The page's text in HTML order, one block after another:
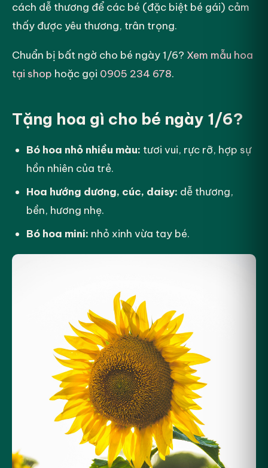
cách dễ thương để các bé (đặc biệt bé gái) cảm
thấy được yêu thương, trân trọng.
Chuẩn bị bất ngờ cho bé ngày 1/6? Xem mẫu hoa
tại shop hoặc gọi 0905 234 678.
Tặng hoa gì cho bé ngày 1/6?
Bó hoa nhỏ nhiều màu: tươi vui, rực rỡ, hợp sự
hồn nhiên của trẻ.
Hoa hướng dương, cúc, daisy: dễ thương,
bền, hương nhẹ.
Bó hoa mini: nhỏ xinh vừa tay bé.